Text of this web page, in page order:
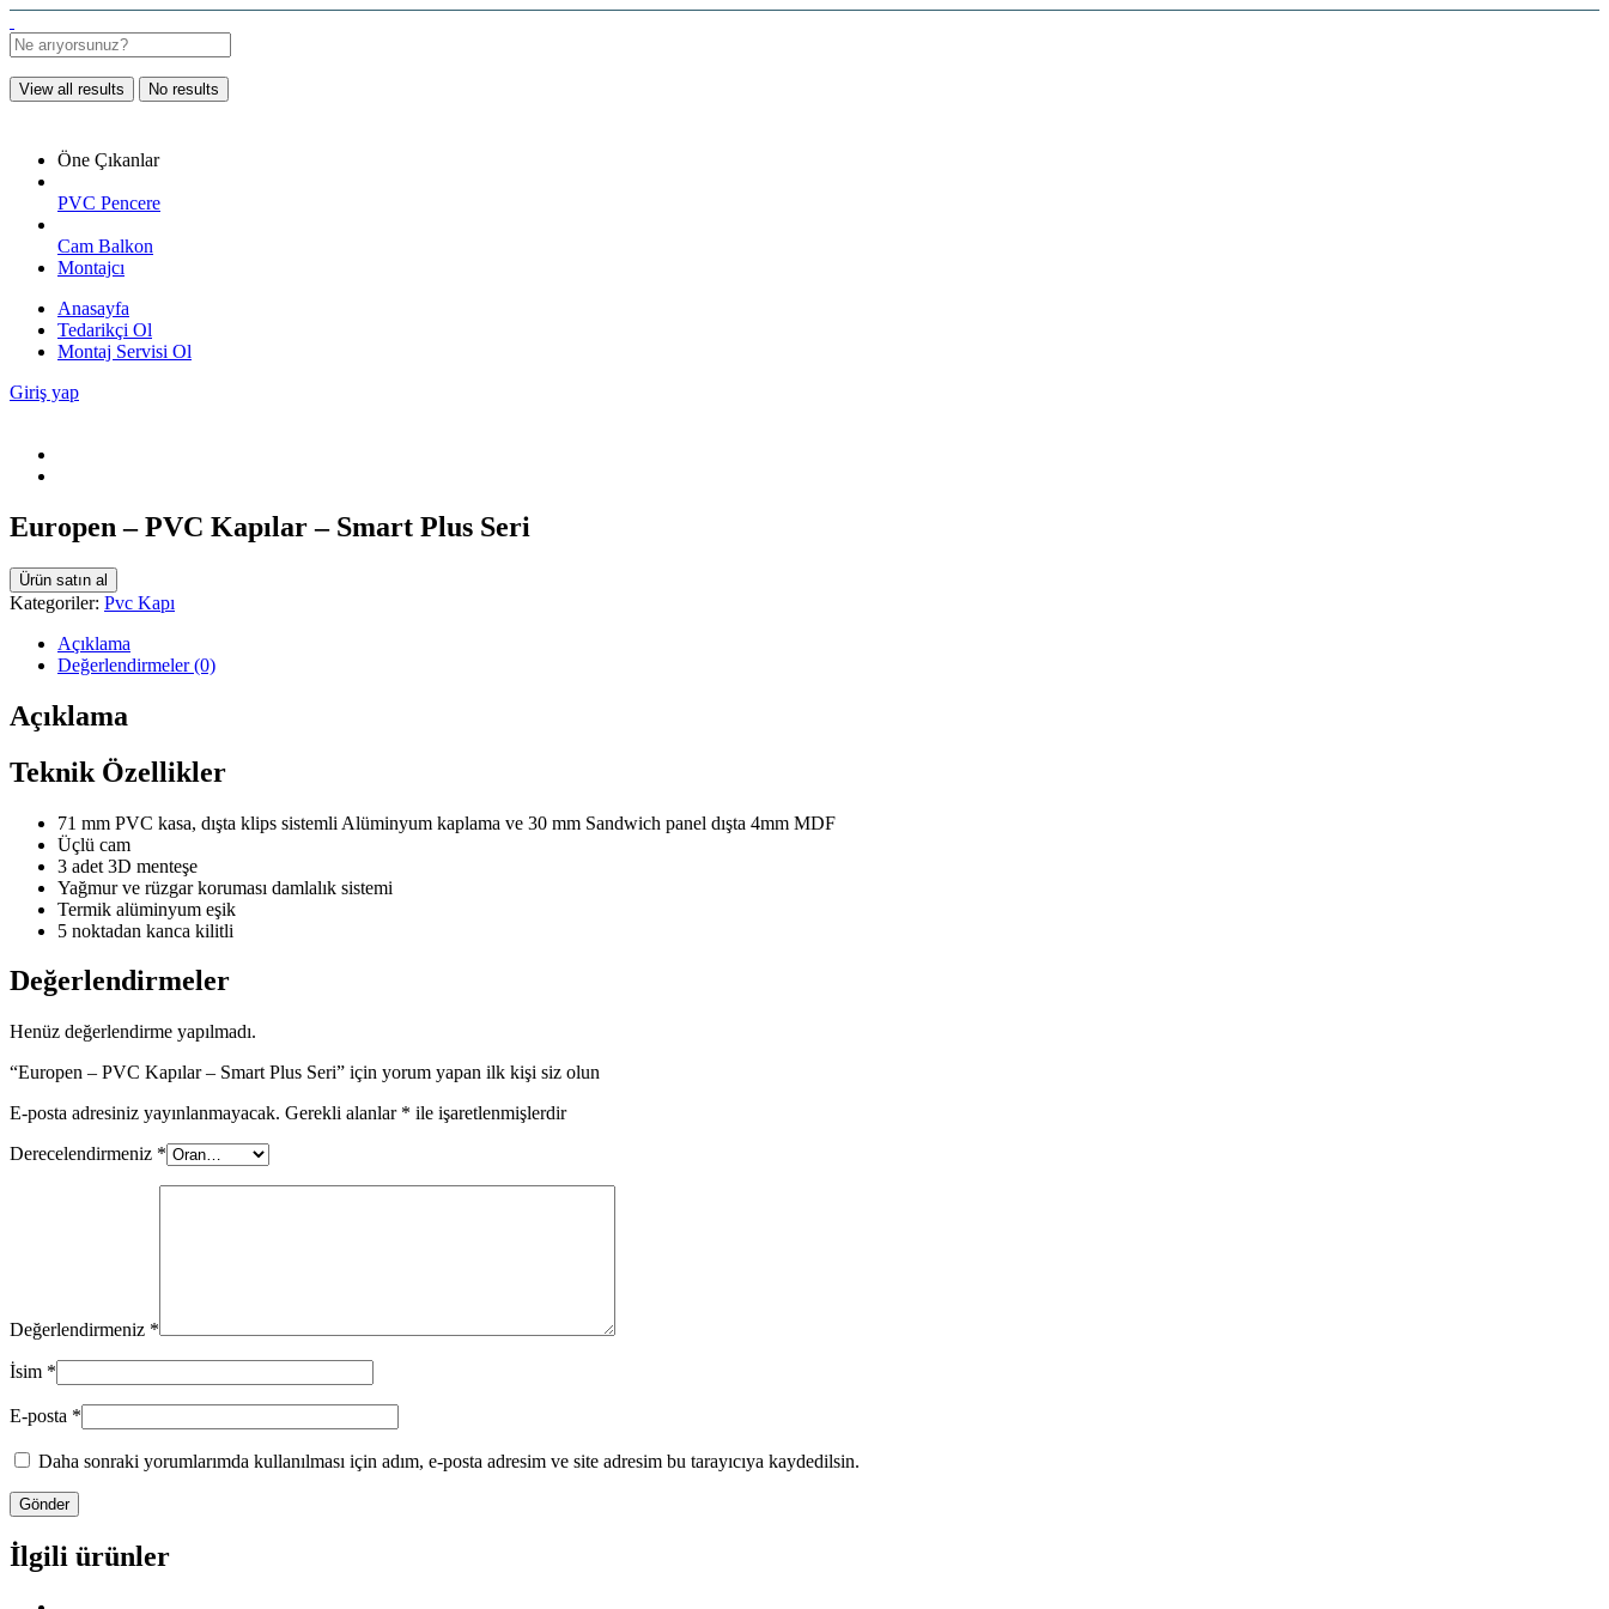
View all results No results
Öne Çıkanlar
PVC Pencere
Cam Balkon
Montajcı
Anasayfa
Tedarikçi Ol
Montaj Servisi Ol
Giriş yap
Europen – PVC Kapılar – Smart Plus Seri
Ürün satın al
Kategoriler: Pvc Kapı
Açıklama
Değerlendirmeler (0)
Açıklama
Teknik Özellikler
71 mm PVC kasa, dışta klips sistemli Alüminyum kaplama ve 30 mm Sandwich panel dışta 4mm MDF
Üçlü cam
3 adet 3D menteşe
Yağmur ve rüzgar koruması damlalık sistemi
Termik alüminyum eşik
5 noktadan kanca kilitli
Değerlendirmeler
Henüz değerlendirme yapılmadı.
“Europen – PVC Kapılar – Smart Plus Seri” için yorum yapan ilk kişi siz olun
E-posta adresiniz yayınlanmayacak. Gerekli alanlar * ile işaretlenmişlerdir
Derecelendirmeniz *
Değerlendirmeniz *
İsim *
E-posta *
Daha sonraki yorumlarımda kullanılması için adım, e-posta adresim ve site adresim bu tarayıcıya kaydedilsin.
İlgili ürünler